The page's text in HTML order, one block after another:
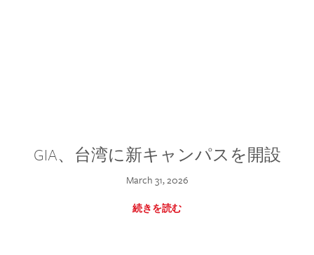
GIA、台湾に新キャンパスを開設
March 31, 2026
続きを読む